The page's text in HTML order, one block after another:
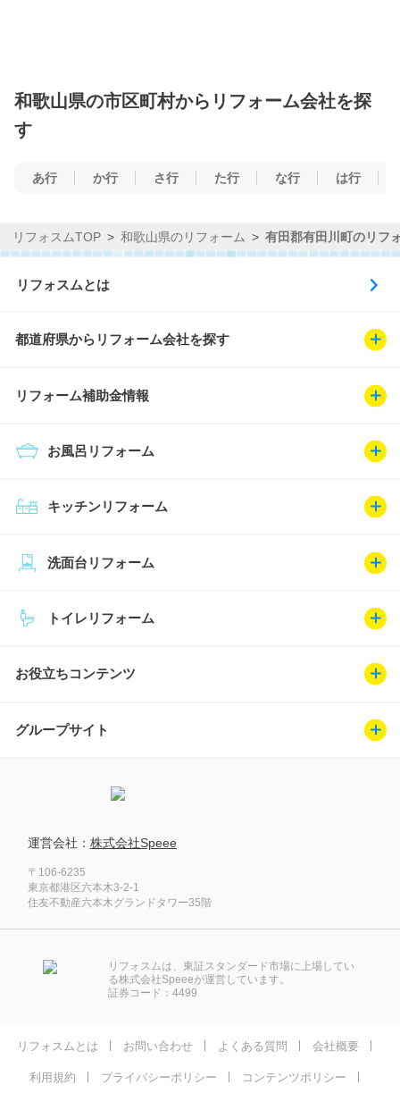
和歌山県の市区町村からリフォーム会社を探
す
あ行 か行 さ行 た行 な行 は行
リフォスムTOP 和歌山県のリフォーム 有田郡有田川町のリフ
リフォスムとは
都道府県からリフォーム会社を探す
リフォーム補助金情報
キッチンリフォーム
お風呂リフォーム
トイレリフォーム
洗面台リフォーム
お役立ちコンテンツ
グループサイト
運営会社： 株式会社Speee
〒106-6235
東京都港区六本木3-2-1
住友不動産六本木グランドタワー35階
リフォスムは、東証スタンダード市場に上場してい
る株式会社Speeeが運営しています。
証券コード：4499
リフォスムとは お問い合わせ よくある質問 会社概要
利用規約 プライバシーポリシー コンテンツポリシー